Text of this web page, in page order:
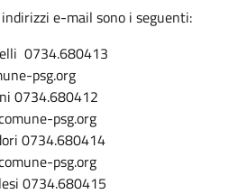
e-mail sono i seguenti:
0734.680413
psg.org
0734.680412
psg.org
0734.680414
psg.org
0734.680415